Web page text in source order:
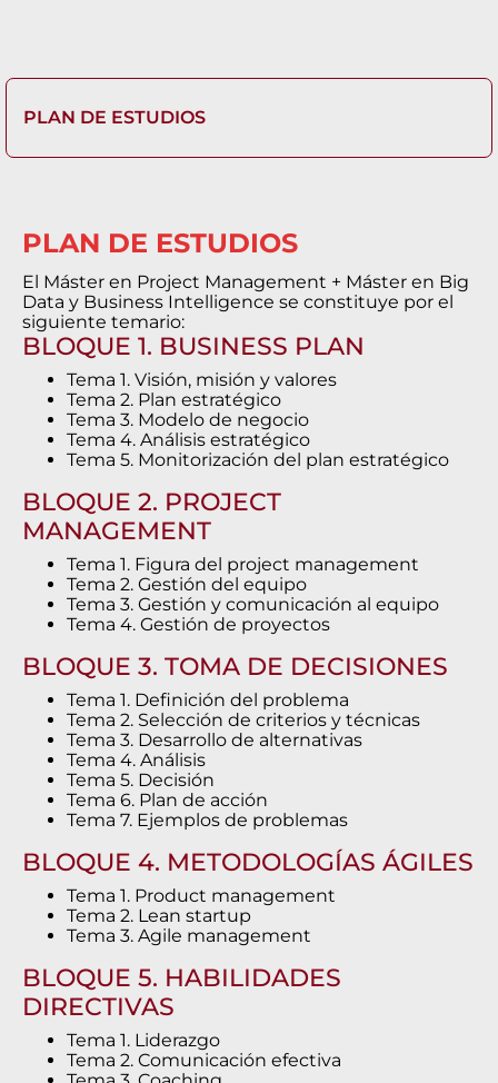
PLAN DE ESTUDIOS
PLAN DE ESTUDIOS
El Máster en Project Management + Máster en Big
Data y Business Intelligence se constituye por el
siguiente temario:
BLOQUE 1. BUSINESS PLAN
Tema 1. Visión, misión y valores
Tema 2. Plan estratégico
Tema 3. Modelo de negocio
Tema 4. Análisis estratégico
Tema 5. Monitorización del plan estratégico
BLOQUE 2. PROJECT
MANAGEMENT
Tema 1. Figura del project management
Tema 2. Gestión del equipo
Tema 3. Gestión y comunicación al equipo
Tema 4. Gestión de proyectos
BLOQUE 3. TOMA DE DECISIONES
Tema 1. Definición del problema
Tema 2. Selección de criterios y técnicas
Tema 3. Desarrollo de alternativas
Tema 4. Análisis
Tema 5. Decisión
Tema 6. Plan de acción
Tema 7. Ejemplos de problemas
BLOQUE 4. METODOLOGÍAS ÁGILES
Tema 1. Product management
Tema 2. Lean startup
Tema 3. Agile management
BLOQUE 5. HABILIDADES
DIRECTIVAS
Tema 1. Liderazgo
Tema 2. Comunicación efectiva